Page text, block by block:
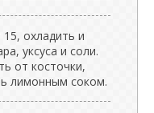
охладить и
уксуса и соли.
от косточки,
лимонным соком.